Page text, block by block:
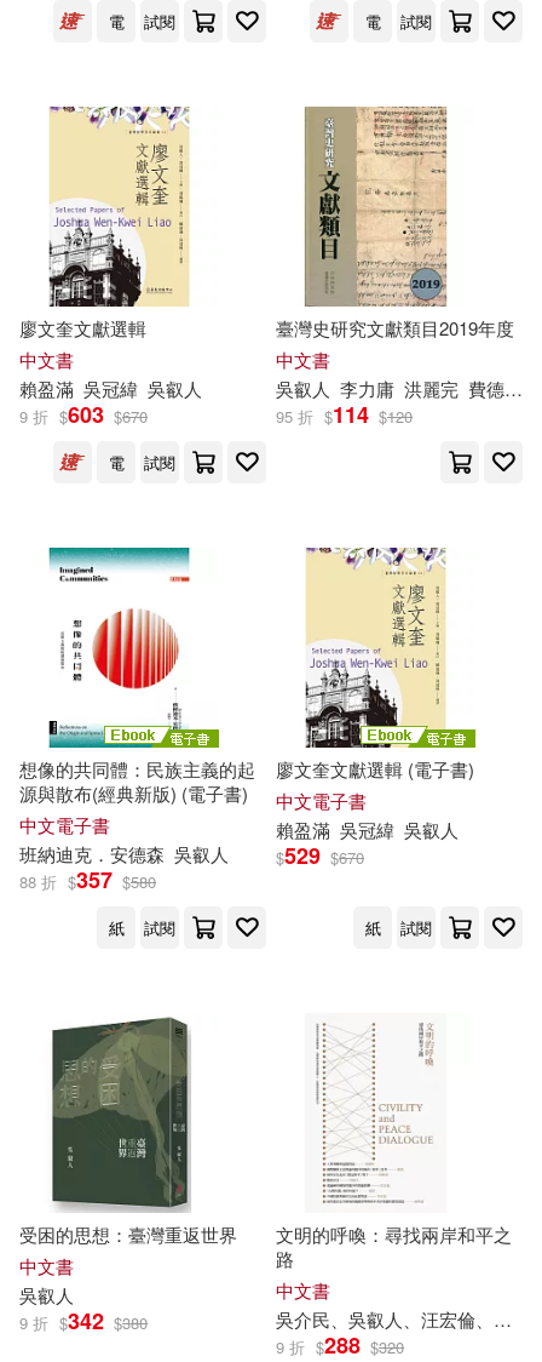
電
試閱
電
試閱
廖文奎文獻選輯
中文書
賴盈滿 吳冠緯 吳叡 人
9 折 $603 $670
電
試閱
臺灣史研究文獻類目2019年度
中文書
吳叡 人 李力庸 洪麗完 費德廉
95 折 $114 $120
想像的共同體：民族主義的起
源與散布(經典新版) (電子書)
中文電子書
班納迪克．安德森 吳叡 人
88 折 $357 $580
紙
試閱
廖文奎文獻選輯 (電子書)
中文電子書
賴盈滿 吳冠緯 吳叡 人
$529 $670
紙 試閱
受困的思想：臺灣重返世界
中文書
吳叡 人
9 折 $342 $380
文明的呼喚：尋找兩岸和平之
路
中文書
吳介民、 吳叡 人 、汪宏倫、范雲、徐斯儉、陳明通、曾國祥、葉浩
9 折 $288 $320